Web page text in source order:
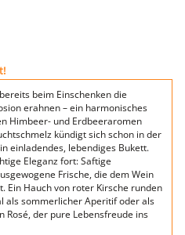
beim Einschenken die
erahnen – ein harmonisches
Himbeer- und Erdbeeraromen
kündigt sich schon in der
einladendes, lebendiges Bukett.
Eleganz fort: Saftige
Frische, die dem Wein
Ein Hauch von roter Kirsche runden
als sommerlicher Aperitif oder als
Rosé, der pure Lebensfreude ins